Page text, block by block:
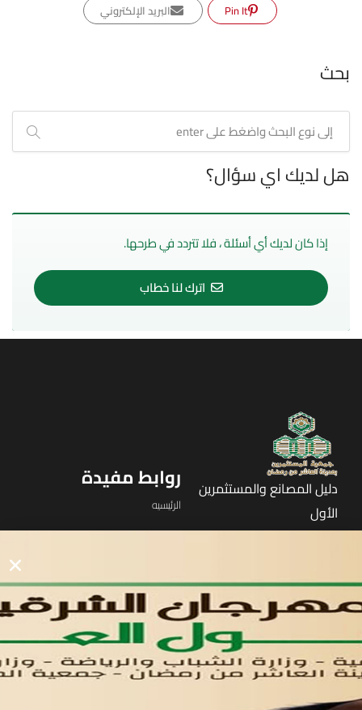
Pin It
البريد الإلكتروني
بحث
هل لديك اي سؤال؟
إذا كان لديك أي أسئلة ، فلا تتردد في طرحها.
اترك لنا خطاب
دليل المصانع والمستثمرين
الأول
في مدينة العاشر من رمضان
روابط مفيدة
الرئيسيه
القوائم
تواصل معنا